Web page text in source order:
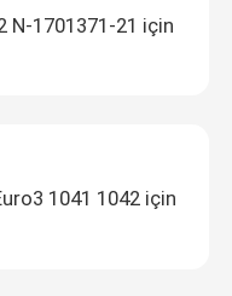
N-1701371-21 için
1041 1042 için